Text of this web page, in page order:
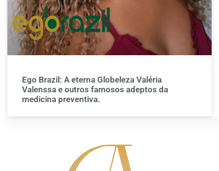
Ego Brazil: A eterna Globeleza Valéria
Valenssa e outros famosos adeptos da
medicina preventiva.